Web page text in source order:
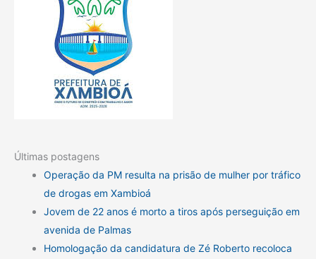
Últimas postagens
Operação da PM resulta na prisão de mulher por tráfico
de drogas em Xambioá
Jovem de 22 anos é morto a tiros após perseguição em
avenida de Palmas
Homologação da candidatura de Zé Roberto recoloca